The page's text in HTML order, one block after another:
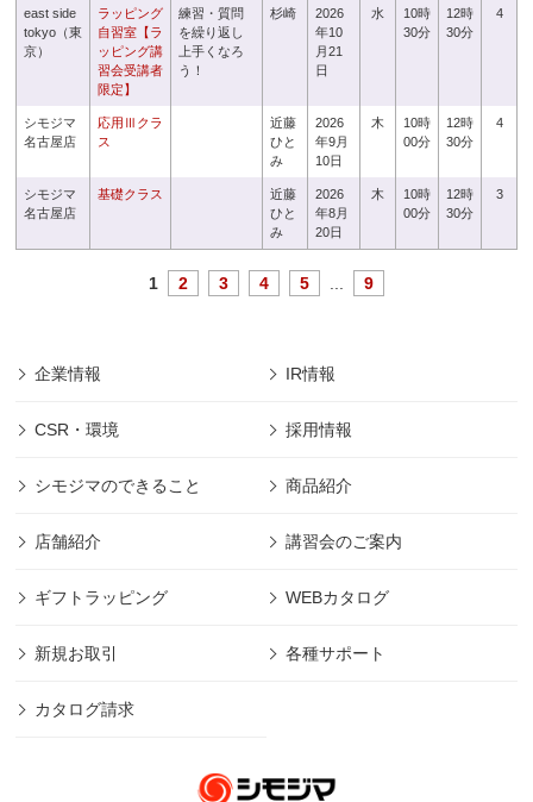
east side
tokyo（東
京）
ラッピング
自習室【ラ
ッピング講
習会受講者
限定】
練習・質問
を繰り返し
上手くなろ
う！
杉崎
2026
年10
月21
日
水
10時
30分
12時
30分
4
シモジマ
名古屋店
応用Ⅲクラ
ス
近藤
ひと
み
2026
年9月
10日
木
10時
00分
12時
30分
4
シモジマ
名古屋店
基礎クラス
近藤
ひと
み
2026
年8月
20日
木
10時
00分
12時
30分
3
1 2 3 4 5 9
企業情報 IR情報
CSR・環境 採用情報
シモジマのできること 商品紹介
店舗紹介 講習会のご案内
ギフトラッピング WEBカタログ
新規お取引 各種サポート
カタログ請求